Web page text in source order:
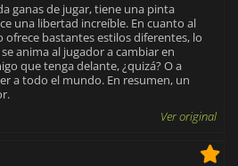
ganas de jugar, tiene una pinta
una libertad increíble. En cuanto al
ofrece bastantes estilos diferentes, lo
anima al jugador a cambiar en
que tenga delante, ¿quizá? O a
a todo el mundo. En resumen, un
Ver original